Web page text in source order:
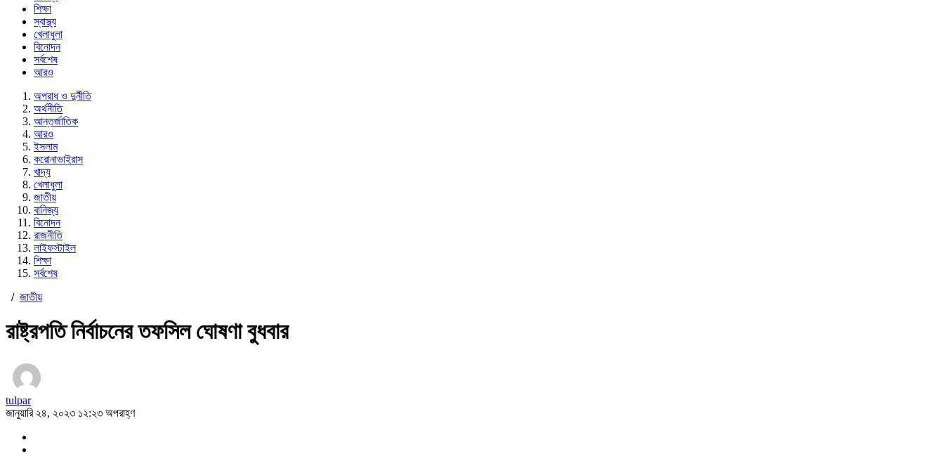
শিক্ষা
স্বাস্থ্য
খেলাধুলা
বিনোদন
সর্বশেষ
আরও
অপরাধ ও দুর্নীতি
অর্থনীতি
আন্তর্জাতিক
আরও
ইসলাম
করোনাভাইরাস
খাদ্য
খেলাধুলা
জাতীয়
বানিজ্য
বিনোদন
রাজনীতি
লাইফস্টাইল
শিক্ষা
সর্বশেষ
/ জাতীয়
রাষ্ট্রপতি নির্বাচনের তফসিল ঘোষণা বুধবার
tulpar
জানুয়ারি ২৪, ২০২৩ ১২:২৩ অপরাহ্ণ